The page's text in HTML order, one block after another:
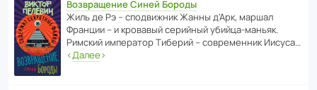
Возвращение Синей Бороды
Жиль де Рэ – спод­ви­жник Жанны д’Арк, маршал
Франции – и кровавый серийный убийца-маньяк.
Римский импе­ратор Тиберий – совре­менник Иисуса…
‹Далее›